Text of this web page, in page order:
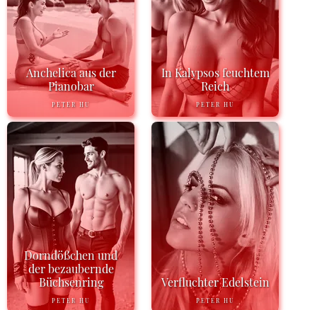
Anchelica aus der
Pianobar
PETER HU
In Kalypsos feuchtem
Reich
PETER HU
Dorndößchen und
der bezaubernde
Büchsenring
PETER HU
Verfluchter Edelstein
PETER HU